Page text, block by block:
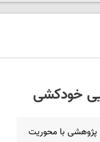
خودکشی
با محوریت